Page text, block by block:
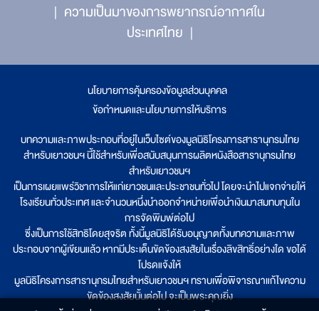
ความเป็นมาของการพยากรณ์อากาศใน
ประเทศไทย
นโยบายการคุ้มครองข้อมูลส่วนบุคคล
ข้อกำหนดและนโยบายการให้บริการ
บทความและภาพประกอบที่อยู่ในเว็บไซต์ของมูลนิธิโครงการสารานุกรมไทย
สำหรับเยาวชนฯ นี้ใช้สำหรับเพื่อสนับสนุนการผลิตหนังสือสารานุกรมไทย
สำหรับเยาวชนฯ
เป็นการเผยแพร่วิชาการให้แก่เยาวชนและประชาชนทั่วไป โดยจะนำไปแจกจ่ายให้
โรงเรียนทั่วประเทศ และจำนวนหนึ่งนำออกจำหน่ายเพื่อนำเงินมาสมทบทุนใน
การจัดพิมพ์ต่อไป
ซึ่งเป็นการใช้สิทธิโดยสุจริต ทั้งนี้มูลนิธิได้รับอนุญาตทั้งบทความและภาพ
ประกอบจากผู้เขียนแล้ว หากมีประเด็นขัดข้องสงสัยในเรื่องลิขสิทธิ์อย่างใด ขอได้
โปรดแจ้งให้
มูลนิธิโครงการสารานุกรมไทยสำหรับเยาวชนฯ ทราบเพื่อพิจารณาแก้ไขความ
ขัดข้องสงสัยนั้นต่อไป จะเป็นพระคุณยิ่ง